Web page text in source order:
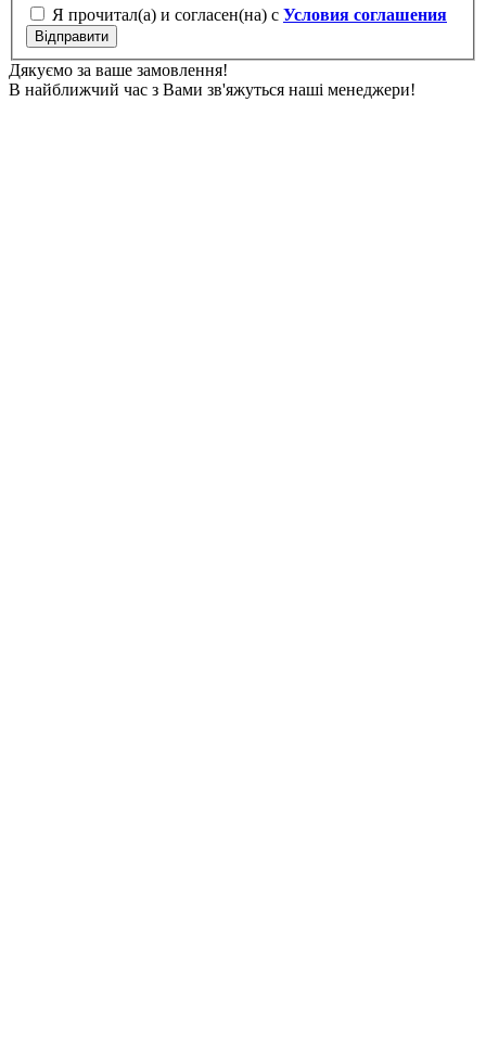
Я прочитал(а) и согласен(на) с Условия соглашения
Відправити
Дякуємо за ваше замовлення!
В найближчий час з Вами зв'яжуться наші менеджери!